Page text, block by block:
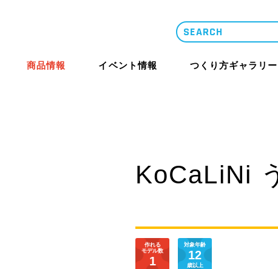
LaQ誕生秘話
商品情報 イベント情報
大型イベント
つくり方ギャラリー
KoCaLiNi
作れる
モデル数
1
対象年齢
12
歳以上